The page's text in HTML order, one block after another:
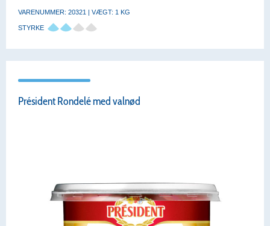
VARENUMMER: 20321 | VÆGT: 1 KG
STYRKE
Président Rondelé med valnød